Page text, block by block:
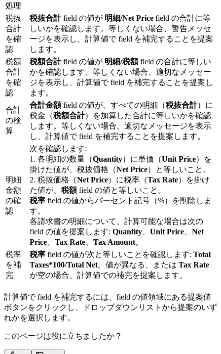
処理
税抜
合計
を確
認
税抜合計field の値が 明細/Net Price field の合計に等
しいかを確認します。等しくない場合、警告メッセ
ージを表示し、計算値で field を補完することを提案
します。
税額
合計
を確
認
税額合計field の値が 明細/税額field の合計に等しい
かを確認します。等しくない場合、適切なメッセー
ジを表示し、計算値で field を補完することを提案し
ます。
合計
の検
算
合計金額field の値が、すべての明細（税抜合計）に
税金（税額合計）を加算した合計に等しいかを確認
します。等しくない場合、適切なメッセージを表示
し、計算値で field を補完することを提案します。
明細
金額
の確
認
次を確認します:
1. 各明細の数量（Quantity）に単価（Unit Price）を
掛けた値が、税抜価格（Net Price）と等しいこと。
2. 税抜価格（Net Price）に税率（Tax Rate）を掛け
た値が、 税額field の値と等しいこと。
税率 field の値からパーセント記号（%）を削除しま
す。
各請求書の明細について、計算可能な場合は次の
field の値を提案します: Quantity Unit Price
Net
Price
Tax Rate Tax Amount。
税率
を補
完
税率 field の値が次と等しいことを確認します: Total
Taxes*100/Total Net。値が異なる、または Tax Rate
が空の場合、計算値での補完を提案します。
計算値で field を補完するには、field の値領域にある提案値
ボタンをクリックし、ドロップダウンリストから提案のいず
れかを選択します。
このページは役に立ちましたか？